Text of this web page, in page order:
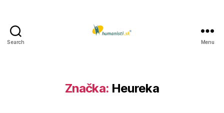
Search Menu
Značka: Heureka